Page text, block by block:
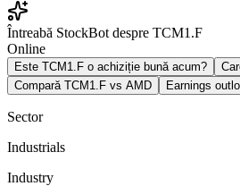
Întreabă StockBot despre TCM1.F
Online
Este TCM1.F o achiziție bună acum?
Compară TCM1.F vs AMD
Earnings
Sector
Industrials
Industry